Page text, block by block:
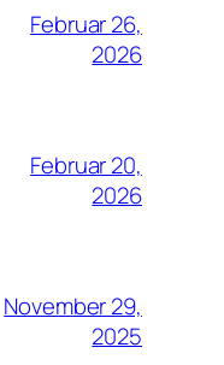
Februar 26,
2026
Februar 20,
2026
November 29,
2025